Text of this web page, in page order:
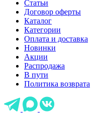
Статьи
Договор оферты
Каталог
Категории
Оплата и доставка
Новинки
Акции
Распродажа
В пути
Политика возврата